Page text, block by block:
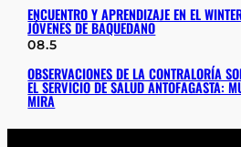
ENCUENTRO Y APRENDIZAJE EN EL
JÓVENES DE BAQUEDANO
08.5
OBSERVACIONES DE LA CONTRALORÍA
EL SERVICIO DE SALUD ANTOFAGASTA:
MIRA